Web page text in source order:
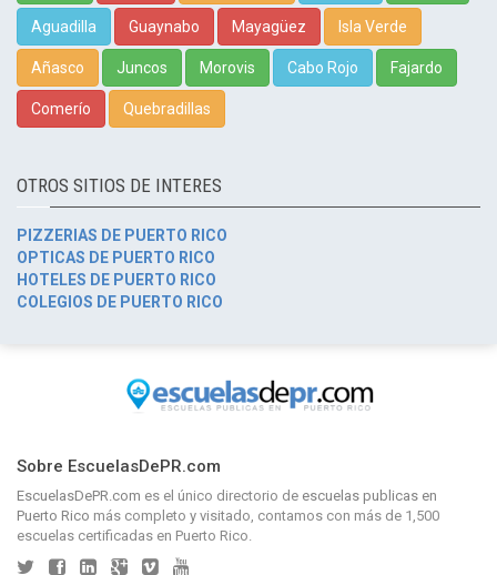
Aguadilla Guaynabo Mayagüez Isla Verde
Añasco Juncos Morovis Cabo Rojo Fajardo
Comerío Quebradillas
OTROS SITIOS DE INTERES
PIZZERIAS DE PUERTO RICO
OPTICAS DE PUERTO RICO
HOTELES DE PUERTO RICO
COLEGIOS DE PUERTO RICO
Sobre EscuelasDePR.com
EscuelasDePR.com es el único directorio de escuelas publicas en
Puerto Rico más completo y visitado, contamos con más de 1,500
escuelas certificadas en Puerto Rico.